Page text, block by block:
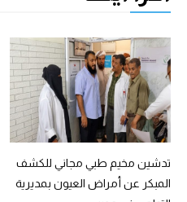
تدشين مخيم طبي مجاني للكشف
المبكر عن أمراض العيون بمديرية